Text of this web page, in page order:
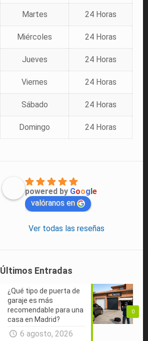
Martes 24 Horas
Miércoles 24 Horas
Jueves 24 Horas
Viernes 24 Horas
Sábado 24 Horas
Domingo 24 Horas
powered by Google
valóranos en
Ver todas las reseñas
Últimos Entradas
0
¿Qué tipo de puerta de
garaje es más
recomendable para una
casa en Madrid?
6 agosto, 2026